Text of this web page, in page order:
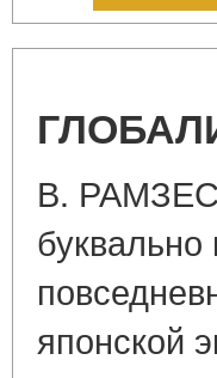
В. РАМЗЕС,
буквально
японской